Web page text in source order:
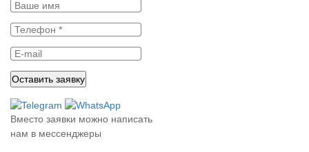
Вместо заявки можно написать
нам в мессенджеры